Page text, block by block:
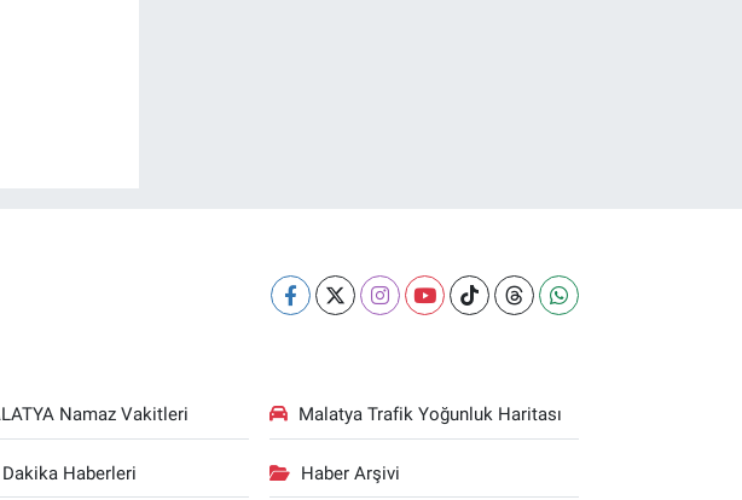
Namaz Vakitleri Malatya Trafik Yoğunluk Haritası
Haberleri Haber Arşivi